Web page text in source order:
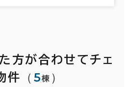
方が合わせてチェ
件
（ 5棟 ）